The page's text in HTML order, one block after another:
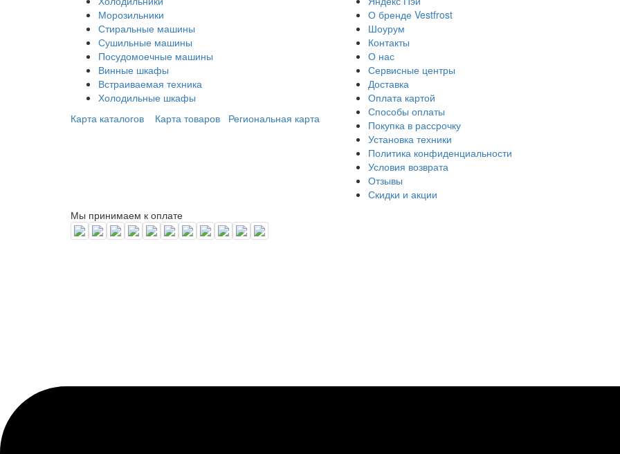
Морозильники
Стиральные машины
Сушильные машины
Посудомоечные машины
Винные шкафы
Встраиваемая техника
Холодильные шкафы
Карта каталогов
Карта товаров Региональная карта
О бренде Vestfrost
Шоурум
Контакты
О нас
Сервисные центры
Доставка
Оплата картой
Способы оплаты
Покупка в рассрочку
Установка техники
Политика конфиденциальности
Условия возврата
Отзывы
Скидки и акции
Мы принимаем к оплате